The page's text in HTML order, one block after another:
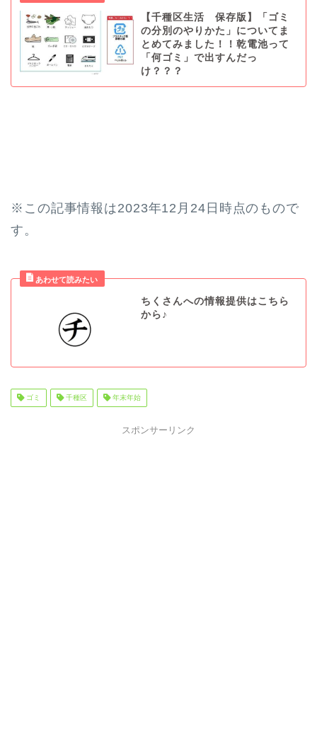
【千種区生活 保存版】「ゴミ
の分別のやりかた」についてま
とめてみました！！乾電池って
「何ゴミ」で出すんだっ
け？？？
※この記事情報は2023年12月24日時点のもので
す。
ちくさんへの情報提供はこちら
から♪
ゴミ 千種区 年末年始
スポンサーリンク